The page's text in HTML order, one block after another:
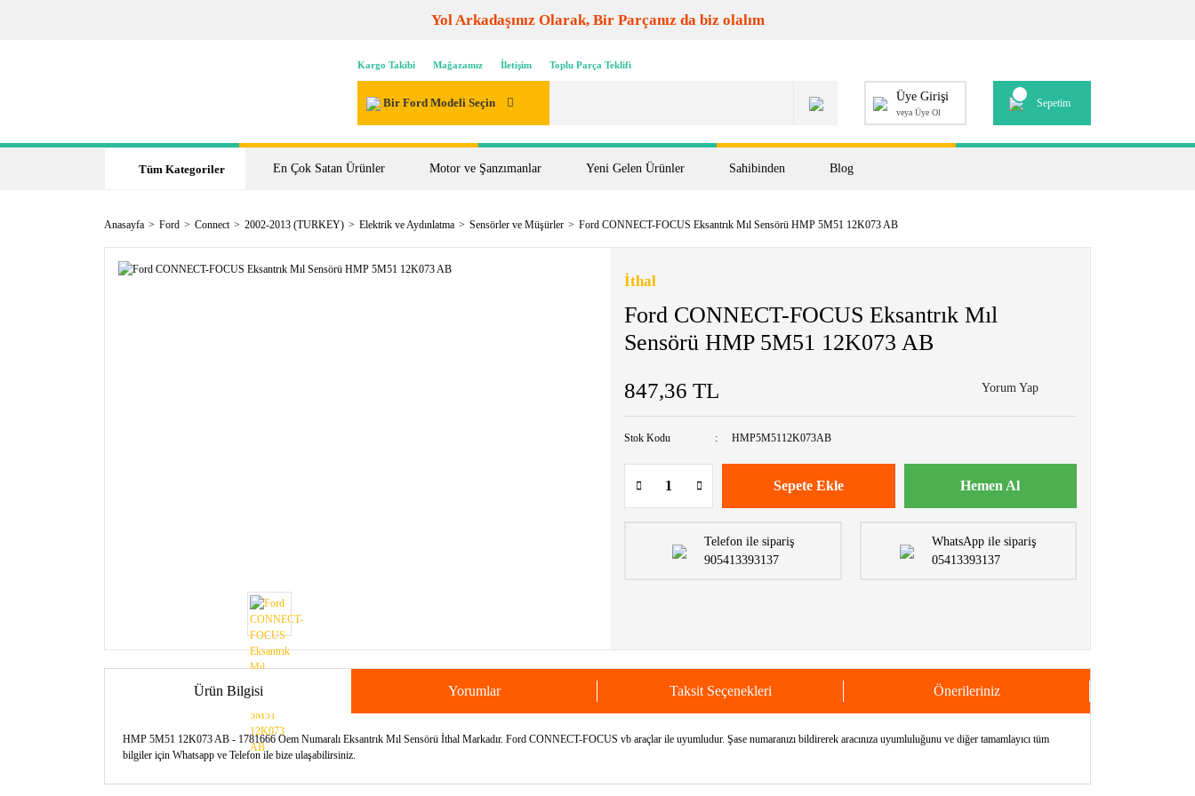
Yol Arkadaşınız Olarak, Bir Parçanız da biz olalım
Kargo Takibi Mağazamız İletişim Toplu Parça Teklifi
Bir Ford Modeli Seçin Üye Girişi
veya Üye Ol
Sepetim
Tüm Kategoriler En Çok Satan Ürünler Motor ve Şanzımanlar Yeni Gelen Ürünler Sahibinden Blog
Anasayfa Ford Connect 2002-2013 (TURKEY) Elektrik ve Aydınlatma Sensörler ve Müşürler Ford CONNECT-FOCUS Eksantrık Mıl Sensörü HMP 5M51 12K073 AB
İthal
Ford CONNECT-FOCUS Eksantrık Mıl
Sensörü HMP 5M51 12K073 AB
847,36 TL Yorum Yap
Stok Kodu HMP5M5112K073AB
Sepete Ekle Hemen Al
Telefon ile sipariş
905413393137
WhatsApp ile sipariş
05413393137
Ürün Bilgisi Yorumlar Taksit Seçenekleri Önerileriniz
HMP 5M51 12K073 AB - 1781666 Oem Numaralı Eksantrık Mıl Sensörü İthal Markadır. Ford CONNECT-FOCUS vb araçlar ile uyumludur. Şase numaranızı bildirerek aracınıza uyumluluğunu ve diğer tamamlayıcı tüm
bilgiler için Whatsapp ve Telefon ile bize ulaşabilirsiniz.